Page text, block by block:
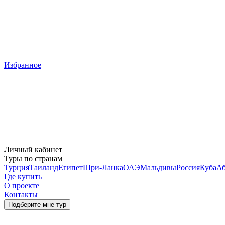
Избранное
Личный кабинет
Туры по странам
ТурцияТаиландЕгипетШри-ЛанкаОАЭМальдивыРоссияКуба
Где купить
О проекте
Контакты
Подберите мне тур